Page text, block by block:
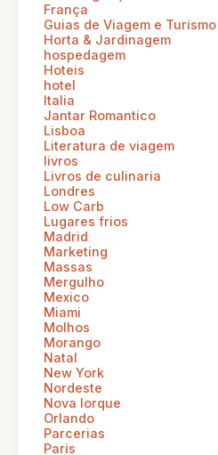
França
Guias de Viagem e Turismo
Horta & Jardinagem
hospedagem
Hoteis
hotel
Italia
Jantar Romantico
Lisboa
Literatura de viagem
livros
Livros de culinaria
Londres
Low Carb
Lugares frios
Madrid
Marketing
Massas
Mergulho
Mexico
Miami
Molhos
Morango
Natal
New York
Nordeste
Nova Iorque
Orlando
Parcerias
Paris